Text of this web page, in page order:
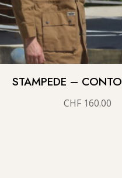
STAMPEDE –
CHF160.00